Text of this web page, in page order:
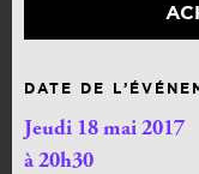
DATE DE
Jeudi 18 mai 2017
à 20h30